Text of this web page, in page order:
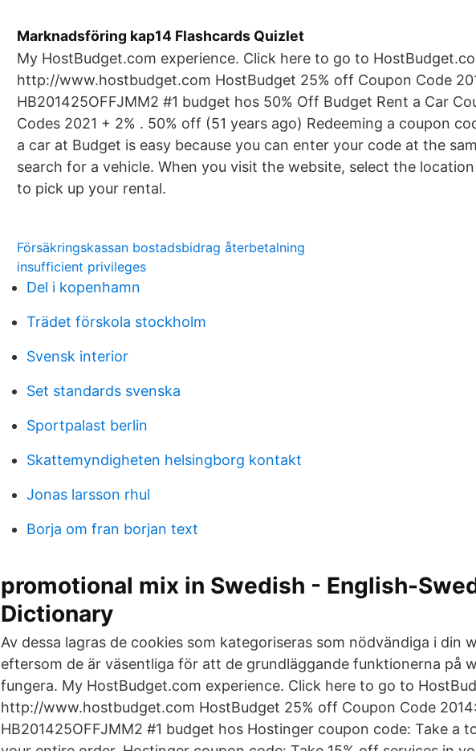
Marknadsföring kap14 Flashcards Quizlet
My HostBudget.com experience. Click here to go to
http://www.hostbudget.com HostBudget 25% off Coupon Code
HB201425OFFJMM2 #1 budget hos 50% Off Budget Rent a Car
Codes 2021 + 2% . 50% off (51 years ago) Redeeming a coupon
a car at Budget is easy because you can enter your code at the
search for a vehicle. When you visit the website, select the
to pick up your rental.
Försäkringskassan bostadsbidrag återbetalning
insufficient privileges
Del i kopenhamn
Trädet förskola stockholm
Svensk interior
Set standards svenska
Sportpalast berlin
Skattemyndigheten helsingborg kontakt
Jonas larsson rhul
Borja om fran borjan text
promotional mix in Swedish - English-
Dictionary
Av dessa lagras de cookies som kategoriseras som nödvändiga i din
eftersom de är väsentliga för att de grundläggande funktionerna på
fungera. My HostBudget.com experience. Click here to go to
http://www.hostbudget.com HostBudget 25% off Coupon Code
HB201425OFFJMM2 #1 budget hos Hostinger coupon code: Take a